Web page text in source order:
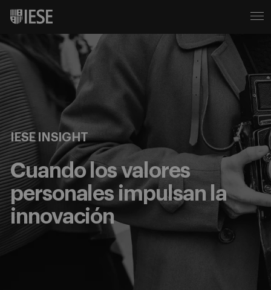
IESE INSIGHT
Cuando los valores
personales impulsan la
innovación